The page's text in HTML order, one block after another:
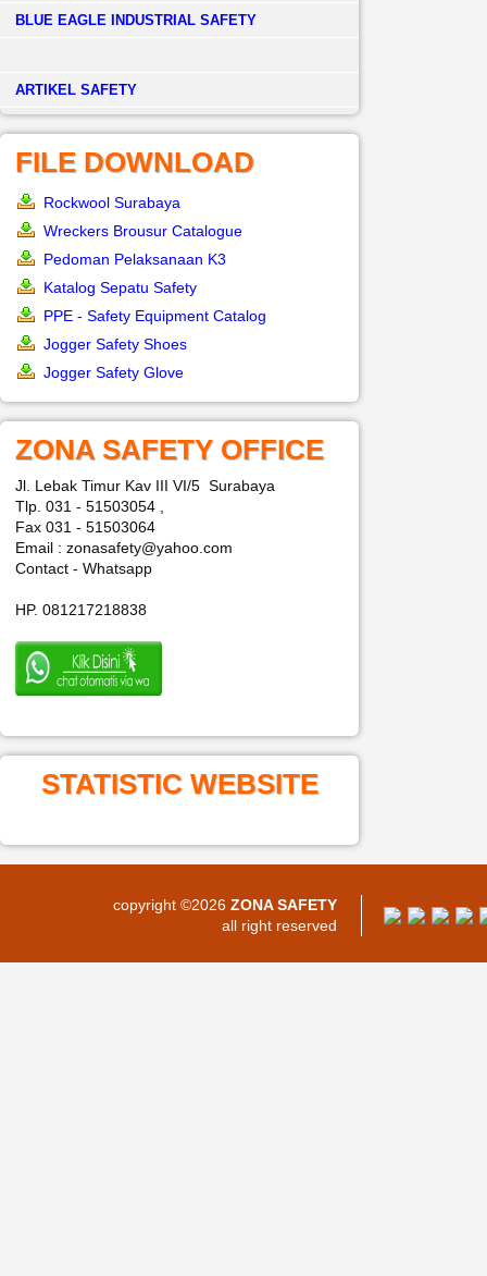
BLUE EAGLE INDUSTRIAL SAFETY
­ARTIKEL SAFETY
FILE DOWNLOAD
Rockwool Surabaya
Wreckers Brousur Catalogue
Pedoman Pelaksanaan K3
Katalog Sepatu Safety
PPE - Safety Equipment Catalog
Jogger Safety Shoes
Jogger Safety Glove
ZONA SAFETY OFFICE
Jl. Lebak Timur Kav III VI/5 Surabaya
Tlp. 031 - 51503054 ,
Fax 031 - 51503064
Email : zonasafety@yahoo.com
Contact - Whatsapp
HP. 081217218838
STATISTIC WEBSITE
copyright ©2026 ZONA SAFETY
all right reserved